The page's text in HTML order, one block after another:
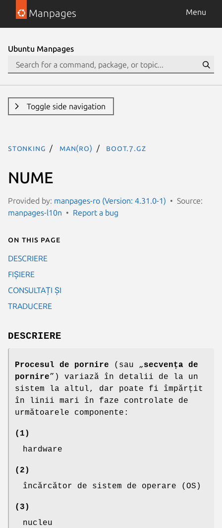
Manpages Menu
Ubuntu Manpages
Toggle side navigation
stonking man(ro) boot.7.gz
NUME
Provided by: manpages-ro (Version: 4.31.0-1)
Source:
manpages-l10n
Report a bug
On this page
DESCRIERE
FIȘIERE
CONSULTAȚI ȘI
TRADUCERE
DESCRIERE
Procesul de pornire (sau „secvența de
pornire”) variază în detalii de la un
sistem la altul, dar poate fi împărțit
în linii mari în faze controlate de
următoarele componente:
(1)
hardware
(2)
încărcător de sistem de operare (OS)
(3)
nucleu